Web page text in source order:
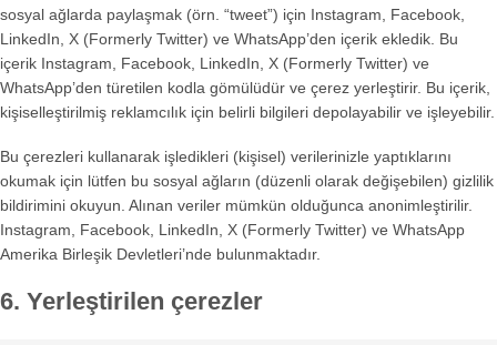
sosyal ağlarda paylaşmak (örn. “tweet”) için Instagram, Facebook,
LinkedIn, X (Formerly Twitter) ve WhatsApp’den içerik ekledik. Bu
içerik Instagram, Facebook, LinkedIn, X (Formerly Twitter) ve
WhatsApp’den türetilen kodla gömülüdür ve çerez yerleştirir. Bu içerik,
kişiselleştirilmiş reklamcılık için belirli bilgileri depolayabilir ve işleyebilir.
Bu çerezleri kullanarak işledikleri (kişisel) verilerinizle yaptıklarını
okumak için lütfen bu sosyal ağların (düzenli olarak değişebilen) gizlilik
bildirimini okuyun. Alınan veriler mümkün olduğunca anonimleştirilir.
Instagram, Facebook, LinkedIn, X (Formerly Twitter) ve WhatsApp
Amerika Birleşik Devletleri’nde bulunmaktadır.
6. Yerleştirilen çerezler